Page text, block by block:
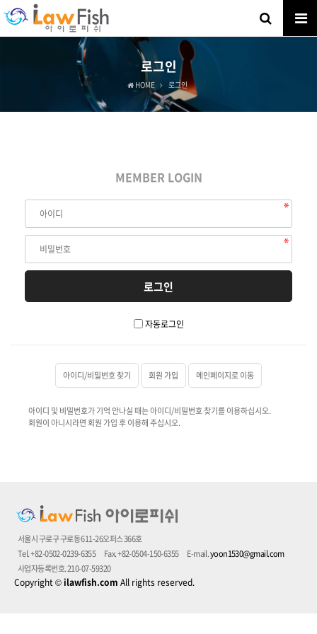
로그인
HOME 로그인
MEMBER LOGIN
자동로그인
아이디/비밀번호 찾기 회원 가입 메인페이지로 이동
아이디 및 비밀번호가 기억 안나실 때는 아이디/비밀번호 찾기를 이용하십시오.
회원이 아니시라면 회원 가입 후 이용해 주십시오.
서울시 구로구 구로동 611-26오퍼스 366호
Tel. +82-0502-0239-6355
Fax. +82-0504-150-6355 E-mail.yoon1530@gmail.com
사업자등록번호. 210-07-59320
Copyright©ilawfish.com All rights reserved.